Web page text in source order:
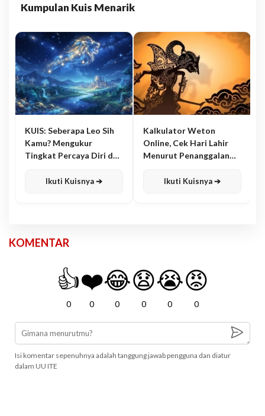
Kumpulan Kuis Menarik
KUIS: Seberapa Leo Sih
Kamu? Mengukur
Tingkat Percaya Diri dan
Ikuti Kuisnya ➔
Kalkulator Weton
Online, Cek Hari Lahir
Menurut Penanggalan
Ikuti Kuisnya ➔
KOMENTAR
👍
0
❤️
0
😂
0
😧
0
😭
0
😡
0
Isi komentar sepenuhnya adalah tanggung jawab pengguna dan diatur
dalam UU ITE